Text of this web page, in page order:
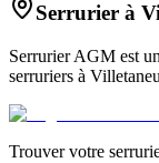
Serrurier à
Serrurier AGM est
serruriers à
Trouver votre